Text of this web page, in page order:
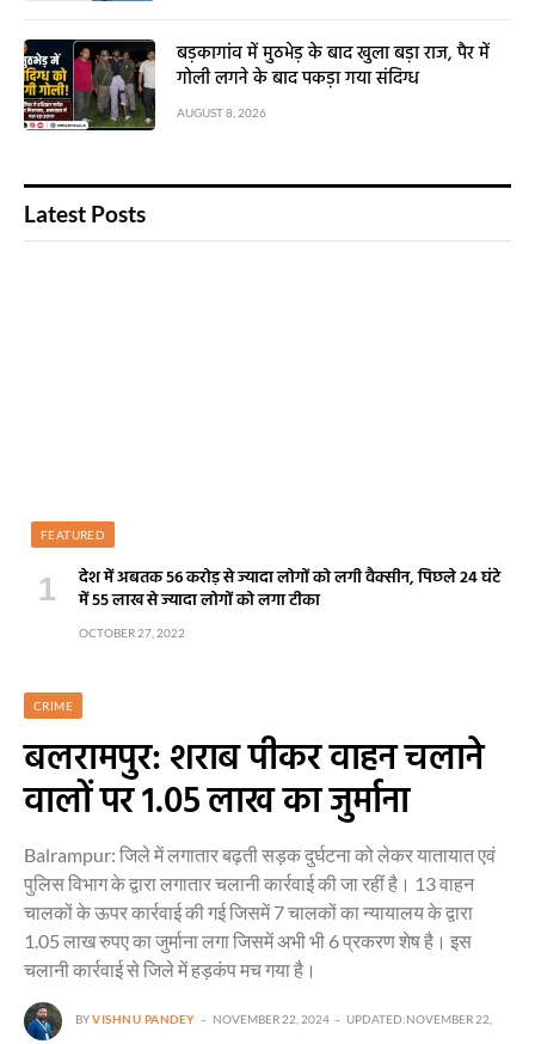
बड़कागांव में मुठभेड़ के बाद खुला बड़ा राज, पैर में
गोली लगने के बाद पकड़ा गया संदिग्ध
AUGUST 8, 2026
Latest Posts
FEATURED
देश में अबतक 56 करोड़ से ज्यादा लोगों को लगी वैक्सीन, पिछले 24 घंटे
में 55 लाख से ज्यादा लोगों को लगा टीका
OCTOBER 27, 2022
CRIME
बलरामपुर: शराब पीकर वाहन चलाने
वालों पर 1.05 लाख का जुर्माना
Balrampur: जिले में लगातार बढ़ती सड़क दुर्घटना को लेकर यातायात एवं
पुलिस विभाग के द्वारा लगातार चलानी कार्रवाई की जा रहीं है। 13 वाहन
चालकों के ऊपर कार्रवाई की गई जिसमें 7 चालकों का न्यायालय के द्वारा
1.05 लाख रुपए का जुर्माना लगा जिसमें अभी भी 6 प्रकरण शेष है। इस
चलानी कार्रवाई से जिले में हड़कंप मच गया है।
BYVISHNU PANDEY NOVEMBER 22, 2024 UPDATED:NOVEMBER 22,